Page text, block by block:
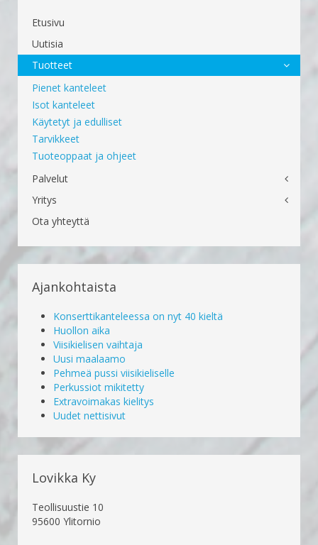
Etusivu
Uutisia
Tuotteet
Pienet kanteleet
Isot kanteleet
Käytetyt ja edulliset
Tarvikkeet
Tuoteoppaat ja ohjeet
Palvelut
Yritys
Ota yhteyttä
Ajankohtaista
Konserttikanteleessa on nyt 40 kieltä
Huollon aika
Viisikielisen vaihtaja
Uusi maalaamo
Pehmeä pussi viisikieliselle
Perkussiot mikitetty
Extravoimakas kielitys
Uudet nettisivut
Lovikka Ky
Teollisuustie 10
95600 Ylitornio